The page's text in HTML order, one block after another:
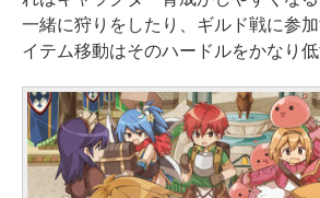
一緒に狩りをしたり、ギルド戦に参
イテム移動はそのハードルをかなり低